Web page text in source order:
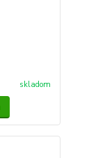
skladom